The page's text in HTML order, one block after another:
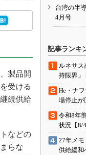
製品開
受ける
続供給
などの
らな
台湾の半
4月号
記事ランキ
ルネサス
持限界」
He・ナ
場停止が
令和8年
状況【8/
27年メ
供給緩和